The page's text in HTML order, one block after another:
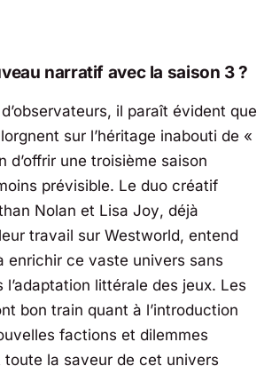
narratif avec la saison 3 ?
il paraît évident que
sur l’héritage inabouti de «
d’offrir une troisième saison
prévisible. Le duo créatif
Nolan et Lisa Joy, déjà
travail sur Westworld, entend
enrichir ce vaste univers sans
l’adaptation littérale des jeux. Les
bon train quant à l’introduction
factions et dilemmes
toute la saveur de cet univers